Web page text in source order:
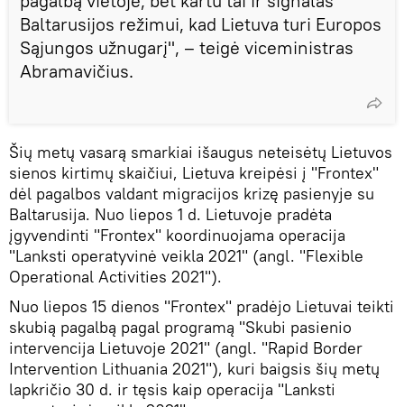
Baltarusijos režimui, kad Lietuva turi Europos
Sąjungos užnugarį", – teigė viceministras
Abramavičius.
Šių metų vasarą smarkiai išaugus neteisėtų Lietuvos
sienos kirtimų skaičiui, Lietuva kreipėsi į "Frontex"
dėl pagalbos valdant migracijos krizę pasienyje su
Baltarusija. Nuo liepos 1 d. Lietuvoje pradėta
įgyvendinti "Frontex" koordinuojama operacija
"Lanksti operatyvinė veikla 2021" (angl. "Flexible
Operational Activities 2021").
Nuo liepos 15 dienos "Frontex" pradėjo Lietuvai teikti
skubią pagalbą pagal programą "Skubi pasienio
intervencija Lietuvoje 2021" (angl. "Rapid Border
Intervention Lithuania 2021"), kuri baigsis šių metų
lapkričio 30 d. ir tęsis kaip operacija "Lanksti